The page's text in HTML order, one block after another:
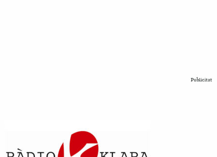
Publicitat